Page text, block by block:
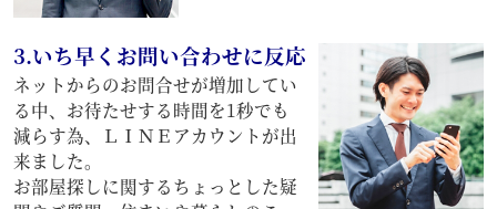
3.いち早くお問い合わせに反応
ネットからのお問合せが増加してい
る中、お待たせする時間を1秒でも
減らす為、ＬＩＮＥアカウントが出
来ました。
お部屋探しに関するちょっとした疑